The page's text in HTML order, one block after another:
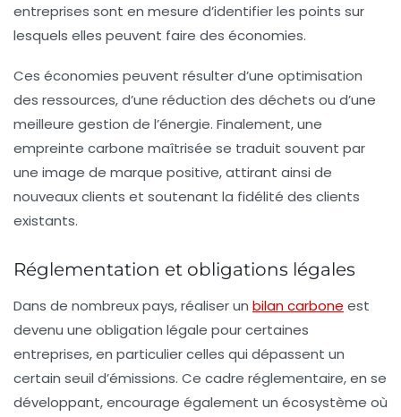
entreprises sont en mesure d’identifier les points sur
lesquels elles peuvent faire des économies.
Ces économies peuvent résulter d’une optimisation
des ressources, d’une réduction des déchets ou d’une
meilleure gestion de l’énergie. Finalement, une
empreinte carbone maîtrisée se traduit souvent par
une image de marque positive, attirant ainsi de
nouveaux clients et soutenant la fidélité des clients
existants.
Réglementation et obligations légales
Dans de nombreux pays, réaliser un bilan carbone est
devenu une obligation légale pour certaines
entreprises, en particulier celles qui dépassent un
certain seuil d’émissions. Ce cadre réglementaire, en se
développant, encourage également un écosystème où